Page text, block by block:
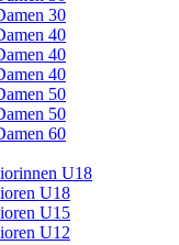
30
40
40
40
50
50
60
U18
U18
U15
U12